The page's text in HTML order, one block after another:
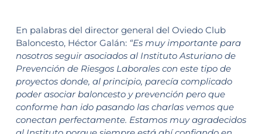
En palabras del director general del Oviedo Club
Baloncesto, Héctor Galán: “Es muy importante para
nosotros seguir asociados al Instituto Asturiano de
Prevención de Riesgos Laborales con este tipo de
proyectos donde, al principio, parecía complicado
poder asociar baloncesto y prevención pero que
conforme han ido pasando las charlas vemos que
conectan perfectamente. Estamos muy agradecidos